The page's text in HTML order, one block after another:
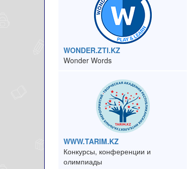
WONDER.ZTI.KZ
Wonder Words
WWW.TARIM.KZ
Конкурсы, конференции и
олимпиады